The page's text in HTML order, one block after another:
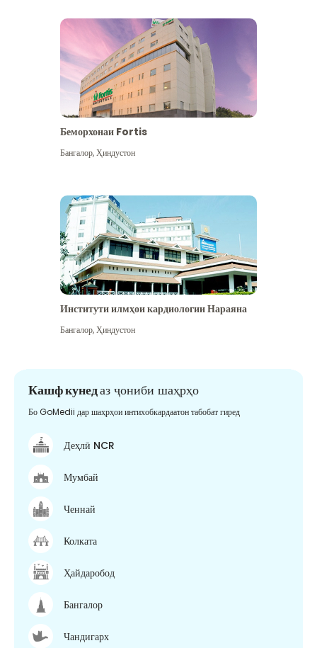
Беморхонаи Fortis
Бангалор,Ҳиндустон
Институти илмҳои кардиологии Нараяна
Бангалор,Ҳиндустон
Кашф кунедаз ҷониби шаҳрҳо
Бо GoMedii дар шаҳрҳои интихобкардаатон табобат гиред
Деҳлӣ NCR
Мумбай
Ченнай
Колката
Ҳайдаробод
Бангалор
Чандигарх